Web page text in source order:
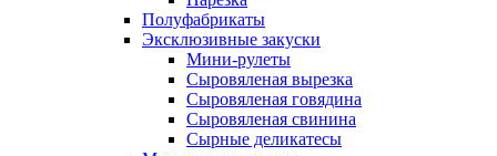
Полуфабрикаты
Эксклюзивные закуски
Мини-рулеты
Сыровяленая вырезка
Сыровяленая говядина
Сыровяленая свинина
Сырные деликатесы